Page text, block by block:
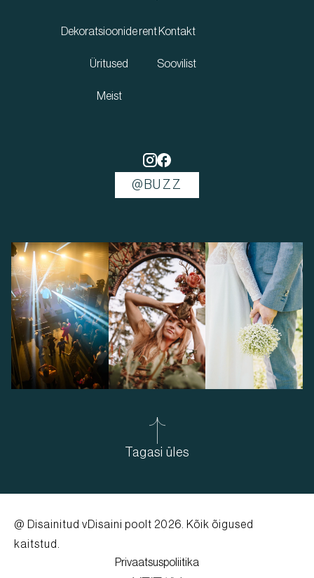
@BUZZ
Dekoratsioonide rent
Üritused
Meist
Kontakt
Soovilist
Tagasi üles
@ Disainitud vDisaini poolt 2026. Kõik õigused
kaitstud.
Privaatsuspoliitika